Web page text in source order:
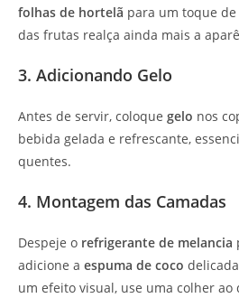
folhas de hortelã para um toque
das frutas realça ainda mais a
3. Adicionando Gelo
Antes de servir, coloque gelo nos
bebida gelada e refrescante,
quentes.
4. Montagem das Camadas
Despeje o refrigerante de melancia
adicione a espuma de coco
um efeito visual, use uma colher ao